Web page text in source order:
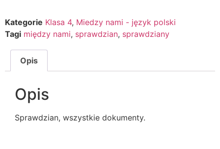
Kategorie Klasa 4, Miedzy nami - język polski
Tagi między nami, sprawdzian, sprawdziany
Opis
Opis
Sprawdzian, wszystkie dokumenty.